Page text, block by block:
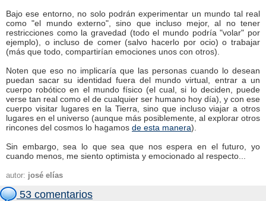
Bajo ese entorno, no solo podrán experimentar un mundo tal real
como "el mundo externo", sino que incluso mejor, al no tener
restricciones como la gravedad (todo el mundo podría "volar" por
ejemplo), o incluso de comer (salvo hacerlo por ocio) o trabajar
(más que todo, compartirían emociones unos con otros).
Noten que eso no implicaría que las personas cuando lo desean
puedan sacar su identidad fuera del mundo virtual, entrar a un
cuerpo robótico en el mundo físico (el cual, si lo deciden, puede
verse tan real como el de cualquier ser humano hoy día), y con ese
cuerpo visitar lugares en la Tierra, sino que incluso viajar a otros
lugares en el universo (aunque más posiblemente, al explorar otros
rincones del cosmos lo hagamos de esta manera).
Sin embargo, sea lo que sea que nos espera en el futuro, yo
cuando menos, me siento optimista y emocionado al respecto...
autor: josé elías
53 comentarios